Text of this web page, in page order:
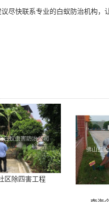
尽快联系专业的白蚁防治机构，
区除四害工程